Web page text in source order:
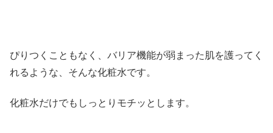
ぴりつくこともなく、バリア機能が弱まった肌を護ってく
れるような、そんな化粧水です。
化粧水だけでもしっとりモチッとします。